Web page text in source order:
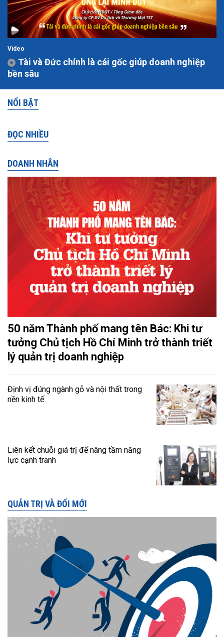
Video
Tài và Đức chính là cái gốc giúp doanh nghiệp
bền sâu
NỔI BẬT
ĐỌC NHIỀU
DOANH NHÂN
50 năm Thành phố mang tên Bác: Khi tư
tưởng Chủ tịch Hồ Chí Minh trở thành triết
lý quản trị doanh nghiệp
Định vị đúng ngành gỗ và nội thất trong
nền kinh tế
Liên kết chuỗi giá trị để nâng tầm năng
lực cạnh tranh
QUẢN TRỊ VÀ ĐỔI MỚI